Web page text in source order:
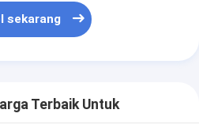
sekarang
Terbaik Untuk